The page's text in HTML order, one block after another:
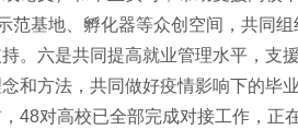
范基地、孵化器等众创空间，共同
。六是共同提高就业管理水平，支
和方法，共同做好疫情影响下的毕
对高校已全部完成对接工作，正在